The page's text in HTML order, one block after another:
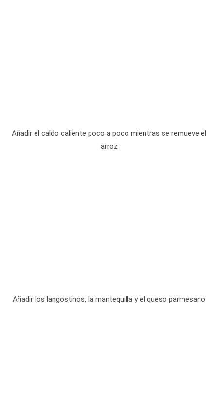
Añadir el caldo caliente poco a poco mientras se remueve el
arroz
Añadir los langostinos, la mantequilla y el queso parmesano